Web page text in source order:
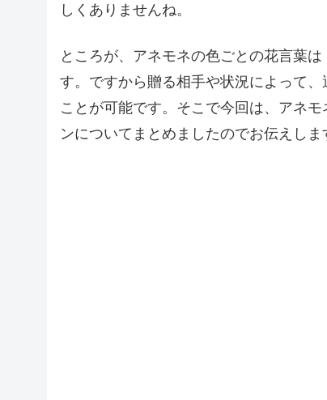
しくありませんね。
ところが、アネモネの色ごとの花言葉
す。ですから贈る相手や状況によって
ことが可能です。そこで今回は、アネ
ンについてまとめましたのでお伝えしま